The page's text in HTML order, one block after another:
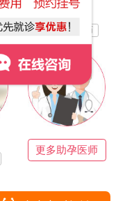
路宝霞
副主任医师
更多助孕医师